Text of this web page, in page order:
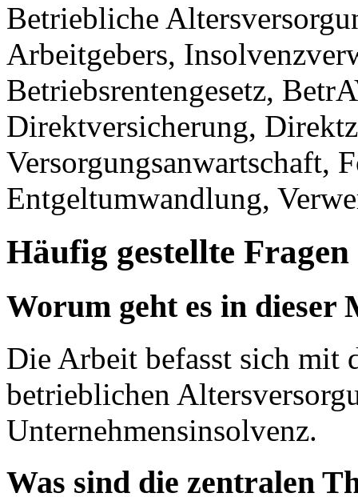
Betriebliche
Arbeitgebers,
Betriebsrentengesetz,
Direktversicherung,
Versorgungsanwartschaft,
Entgeltumwandlung,
Häufig gestellte Fragen
Worum geht es in
Die Arbeit befasst sich
betrieblichen
Unternehmensinsolvenz.
Was sind die zentralen